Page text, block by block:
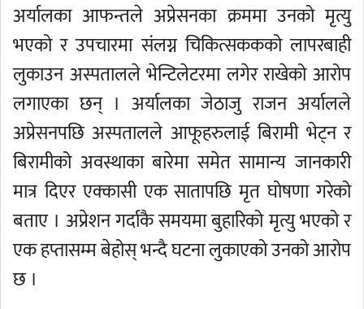
अर्यालका आफन्तले अप्रेसनका क्रममा उनको मृत्यु
भएको र उपचारमा संलग्न चिकित्सककको लापरबाही
लुकाउन अस्पतालले भेन्टिलेटरमा लगेर राखेको आरोप
लगाएका छन् । अर्यालका जेठाजु राजन अर्यालले
अप्रेसनपछि अस्पतालले आफूहरुलाई बिरामी भेट्न र
बिरामीको अवस्थाका बारेमा समेत सामान्य जानकारी
मात्र दिएर एक्कासी एक सातापछि मृत घोषणा गरेको
बताए । अप्रेशन गर्दाकै समयमा बुहारिको मृत्यु भएको र
एक हप्तासम्म बेहोस् भन्दै घटना लुकाएको उनको आरोप
छ ।